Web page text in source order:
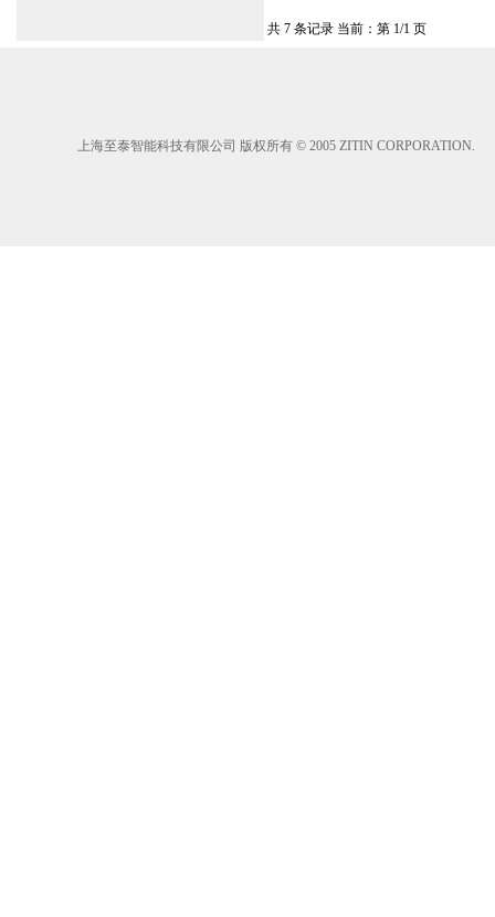
共 7 条记录 当前：第 1/1 页
上海至泰智能科技有限公司 版权所有 © 2005 ZITIN CORPORATION.